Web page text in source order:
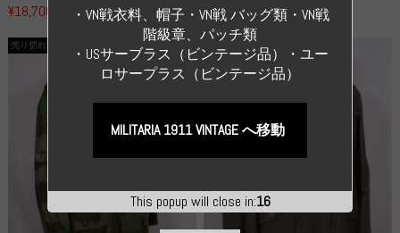
¥18,700 （税込） ¥49,800（税込）
売り切れ 売り切れ
This popup will close in:15
・VN戦衣料、帽子・VN戦 バッグ類・VN戦
階級章、パッチ類
・USサーブラス（ビンテージ品）・ユー
ロサープラス（ビンテージ品）
MILITARIA 1911 VINTAGE へ移動